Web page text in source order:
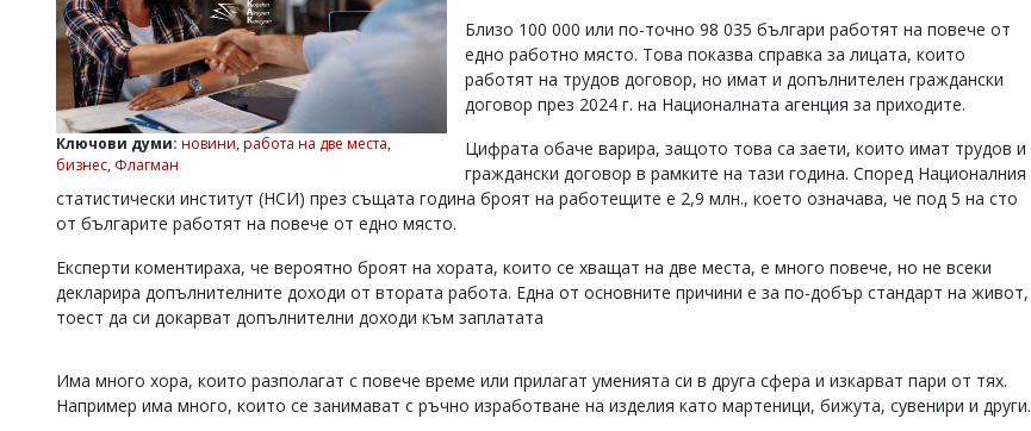
Управители:
Веселин
Василев,
Касабова,
Главен
редактор:
office@flagman.bg
Ключови думи: новини, работа на две места,
бизнес, Флагман
Близо 100 000 или по-точно 98 035 българи работят на повече от
едно работно място. Това показва справка за лицата, които
работят на трудов договор, но имат и допълнителен граждански
договор през 2024 г. на Националната агенция за приходите.
Цифрата обаче варира, защото това са заети, които имат трудов и
граждански договор в рамките на тази година. Според Националния
статистически институт (НСИ) през същата година броят на работещите е 2,9 млн., което означава, че под 5 на сто
от българите работят на повече от едно място.
Експерти коментираха, че вероятно броят на хората, които се хващат на две места, е много повече, но не всеки
декларира допълнителните доходи от втората работа. Една от основните причини е за по-добър стандарт на живот,
тоест да си докарват допълнителни доходи към заплатата
Има много хора, които разполагат с повече време или прилагат уменията си в друга сфера и изкарват пари от тях.
Например има много, които се занимават с ръчно изработване на изделия като мартеници, бижута, сувенири и други.